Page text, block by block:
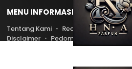
MENU INFORMASI
Tentang Kami Redaksi Kontak
Disclaimer
Pedoman Media Siber